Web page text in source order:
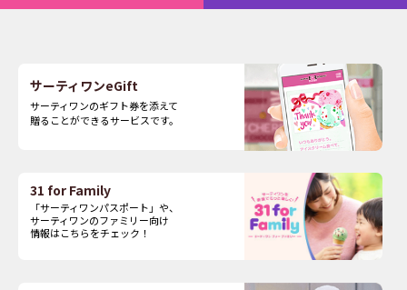
サーティワンeGift
サーティワンのギフト券を添えて
贈ることができるサービスです。
31 for Family
「サーティワンパスポート」や、
サーティワンのファミリー向け
情報はこちらをチェック！